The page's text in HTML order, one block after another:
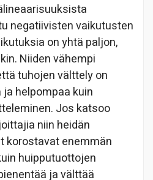
negatiivisten vaikutusten
on yhtä paljon,
Niiden vähempi
tuhojen välttely on
helpompaa kuin
Jos katsoo
niin heidän
korostavat enemmän
huipputuottojen
ja välttää